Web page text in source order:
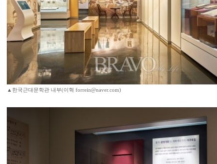
▲한국근대문학관 내부(이혁 forrein@naver.com)